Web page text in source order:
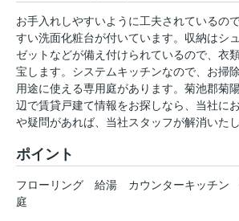
お手入れしやすいように工夫されているの
すい洗面化粧台が付いています。収納はシ
ゼットなどが備え付けられているので、衣
宝します。システムキッチンなので、お掃
用途に使える専用庭があります。菊池郡菊
辺で賃貸戸建て情報をお探しなら、当社に
や疑問があれば、当社スタッフが解消いたし
ポイント
フローリング 給湯 カウンターキッチン
庭